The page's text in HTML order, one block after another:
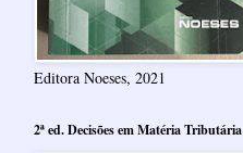
Editora Noeses, 2021
2ª ed. Decisões em Matéria Tributária